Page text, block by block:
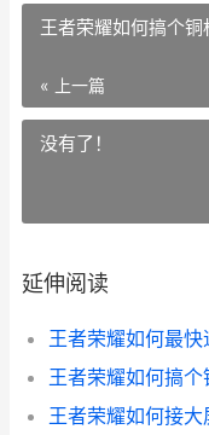
王者荣耀如何搞个
« 上一篇
没有了！
延伸阅读